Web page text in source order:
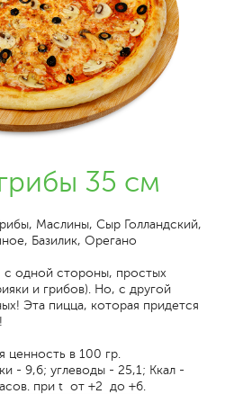
35 см
Маслины, Сыр Голландский,
Базилик, Орегано
с одной стороны, простых
и грибов). Но, с другой
Эта пицца, которая придется
ценность в 100 гр.
- 9,6; углеводы - 25,1; Ккал -
при t от +2 до +6.